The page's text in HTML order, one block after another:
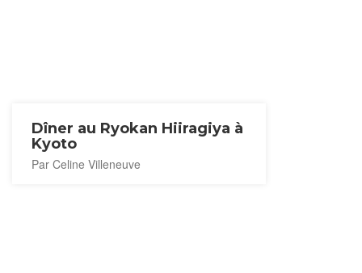
Dîner au Ryokan Hiiragiya à
Kyoto
Par Celine Villeneuve